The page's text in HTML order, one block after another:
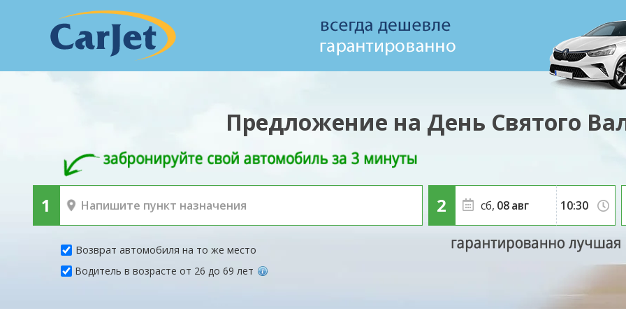
Предложение на День Святого
Возврат автомобиля на то же место
сб, 08авг
Водитель в возрасте от 26 до 69 лет